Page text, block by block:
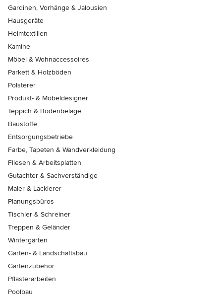
Gardinen, Vorhänge & Jalousien
Hausgeräte
Heimtextilien
Kamine
Möbel & Wohnaccessoires
Parkett & Holzböden
Polsterer
Produkt- & Möbeldesigner
Teppich & Bodenbeläge
Baustoffe
Entsorgungsbetriebe
Farbe, Tapeten & Wandverkleidung
Fliesen & Arbeitsplatten
Gutachter & Sachverständige
Maler & Lackierer
Planungsbüros
Tischler & Schreiner
Treppen & Geländer
Wintergärten
Garten- & Landschaftsbau
Gartenzubehör
Pflasterarbeiten
Poolbau